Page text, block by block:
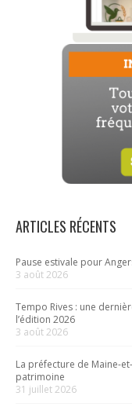
ARTICLES RÉCENTS
Pause estivale pour
3 août 2026
Tempo Rives : une
l’édition 2026
3 août 2026
La préfecture de Maine-
patrimoine
31 juillet 2026